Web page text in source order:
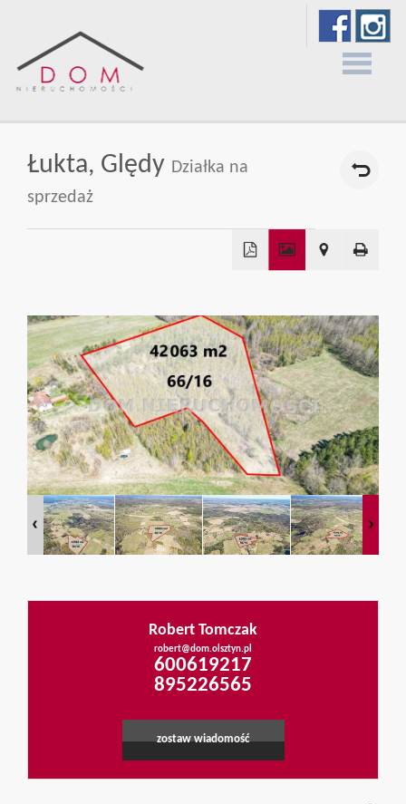
Strona
O
firmie
Oferty
Mieszkania
Domy
Łukta, Ględy Działka na
sprzedaż
Robert Tomczak
robert@dom.olsztyn.pl
600619217
895226565
zostaw wiadomość